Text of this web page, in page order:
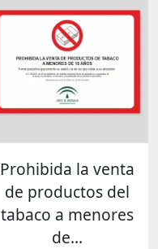
Prohibida la venta
de productos del
tabaco a menores
de...